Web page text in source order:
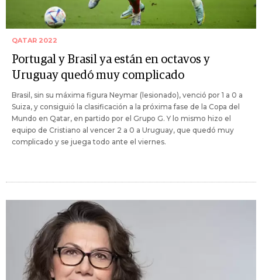
QATAR 2022
Portugal y Brasil ya están en octavos y
Uruguay quedó muy complicado
Brasil, sin su máxima figura Neymar (lesionado), venció por 1 a 0 a
Suiza, y consiguió la clasificación a la próxima fase de la Copa del
Mundo en Qatar, en partido por el Grupo G. Y lo mismo hizo el
equipo de Cristiano al vencer 2 a 0 a Uruguay, que quedó muy
complicado y se juega todo ante el viernes.